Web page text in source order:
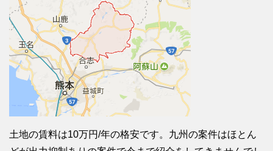
土地の賃料は10万円/年の格安です。九州の案件はほとん